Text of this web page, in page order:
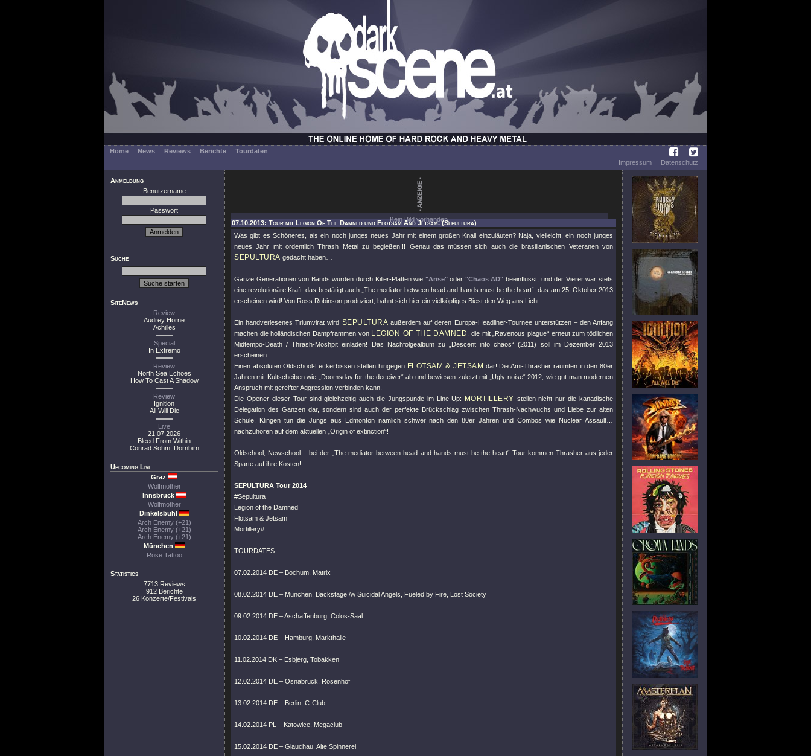
Home News Reviews Berichte
Tourdaten
Impressum
Datenschutz
Anmeldung
Benutzername
Passwort
Suche
SiteNews
Review
Audrey Horne
Achilles
Special
In Extremo
Review
North Sea Echoes
How To Cast A Shadow
Review
Ignition
All Will Die
Live
21.07.2026
Bleed From Within
Conrad Sohm, Dornbirn
Upcoming Live
Graz
Wolfmother
Innsbruck
Wolfmother
Dinkelsbühl
Arch Enemy (+21)
Arch Enemy (+21)
Arch Enemy (+21)
München
Rose Tattoo
Statistics
7713 Reviews
912 Berichte
26 Konzerte/Festivals
Kein Bild vorhanden.
07.10.2013: Tour mit Legion Of The Damned und Flotsam And Jetsam. (Sepultura)
Was gibt es Schöneres, als ein noch junges neues Jahr mit einem großen Knall einzuläuten? Naja, vielleicht, ein noch junges
neues Jahr mit ordentlich Thrash Metal zu begießen!!! Genau das müssen sich auch die brasilianischen Veteranen von
SEPULTURA gedacht haben…
Ganze Generationen von Bands wurden durch Killer-Platten wie "Arise"oder "Chaos AD" beeinflusst, und der Vierer war stets
eine revolutionäre Kraft: das bestätigt auch „The mediator between head and hands must be the heart“, das am 25. Oktober 2013
erscheinen wird! Von Ross Robinson produziert, bahnt sich hier ein vielköpfiges Biest den Weg ans Licht.
Ein handverlesenes Triumvirat wird SEPULTURA außerdem auf deren Europa-Headliner-Tournee unterstützen – den Anfang
machen die holländischen Dampframmen von LEGION OF THE DAMNED
, die mit „Ravenous plague“ erneut zum tödlichen
Midtempo-Death / Thrash-Moshpit einladen! Das Nachfolgealbum zu „Descent into chaos“ (2011) soll im Dezember 2013
erscheinen.
Einen absoluten Oldschool-Leckerbissen stellen hingegen FLOTSAM & JETSAM dar! Die Ami-Thrasher räumten in den 80er
Jahren mit Kultscheiben wie „Doomsday for the deceiver“ ab und bewiesen zuletzt mit „Ugly noise“ 2012, wie gut man modernen
Anspruch mit gereifter Aggression verbinden kann.
Die Opener dieser Tour sind gleichzeitig auch die Jungspunde im Line-Up:
MORTILLERY stellen nicht nur die kanadische
Delegation des Ganzen dar, sondern sind auch der perfekte Brückschlag zwischen Thrash-Nachwuchs und Liebe zur alten
Schule. Klingen tun die Jungs aus Edmonton nämlich schwer nach den 80er Jahren und Combos wie Nuclear Assault…
nachzuhören auf dem aktuellen „Origin of extinction“!
Oldschool, Newschool – bei der „The mediator between head and hands must be the heart“-Tour kommen Thrasher aus jeder
Sparte auf ihre Kosten!
SEPULTURA Tour 2014
#Sepultura
Legion of the Damned
Flotsam & Jetsam
Mortillery#
TOURDATES
07.02.2014 DE – Bochum, Matrix
08.02.2014 DE – München, Backstage /w Suicidal Angels, Fueled by Fire, Lost Society
09.02.2014 DE – Aschaffenburg, Colos-Saal
10.02.2014 DE – Hamburg, Markthalle
11.02.2014 DK – Esbjerg, Tobakken
12.02.2014 DE – Osnabrück, Rosenhof
13.02.2014 DE – Berlin, C-Club
14.02.2014 PL – Katowice, Megaclub
15.02.2014 DE – Glauchau, Alte Spinnerei